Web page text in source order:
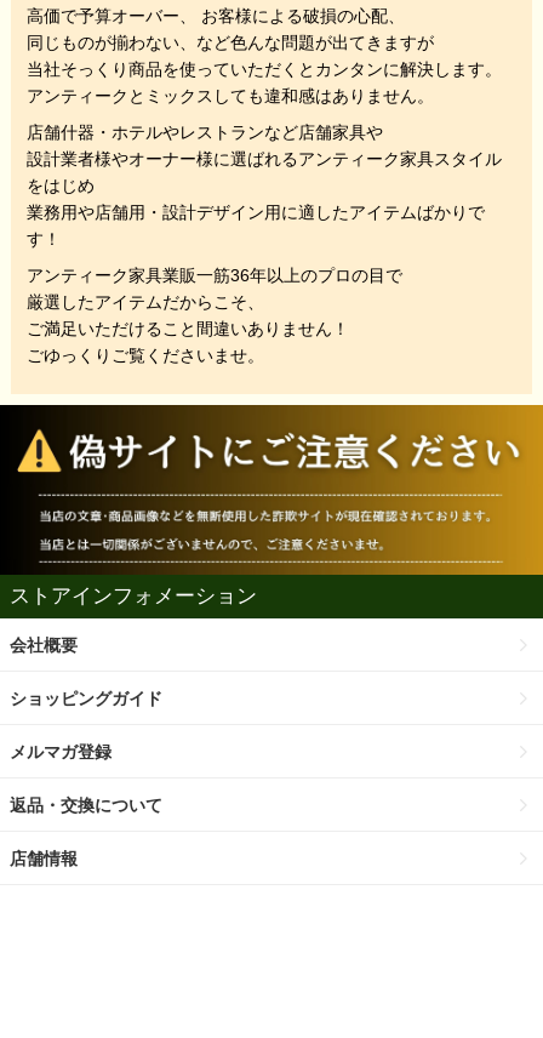
高価で予算オーバー、 お客様による破損の心配、
同じものが揃わない、 など色んな問題が出てきますが
当社そっくり商品を使っていただくと カンタンに解決します。
アンティークとミックスしても違和感はありません。
店舗什器・ホテルやレストランなど店舗家具や
設計業者様やオーナー様に選ばれるアンティーク家具スタイル
をはじめ
業務用や店舗用・設計デザイン用に適したアイテムばかりで
す！
アンティーク家具業販一筋36年以上のプロの目で
厳選したアイテムだからこそ、
ご満足いただけること間違いありません！
ごゆっくりご覧くださいませ。
ストアインフォメーション
会社概要
ショッピングガイド
メルマガ登録
返品・交換について
店舗情報